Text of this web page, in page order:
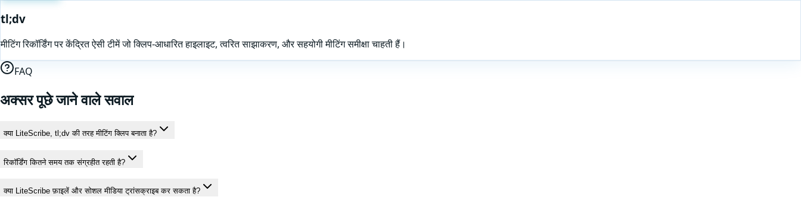
tl;dv
मीटिंग रिकॉर्डिंग पर केंद्रित ऐसी टीमें जो क्लिप-आधारित हाइलाइट, त्वरित साझाकरण, और सहयोगी मीटिंग समीक्षा चाहती हैं।
FAQ
अक्सर पूछे जाने वाले सवाल
क्या LiteScribe, tl;dv की तरह मीटिंग क्लिप बनाता है?
रिकॉर्डिंग कितने समय तक संग्रहीत रहती है?
क्या LiteScribe फ़ाइलें और सोशल मीडिया ट्रांसक्राइब कर सकता है?